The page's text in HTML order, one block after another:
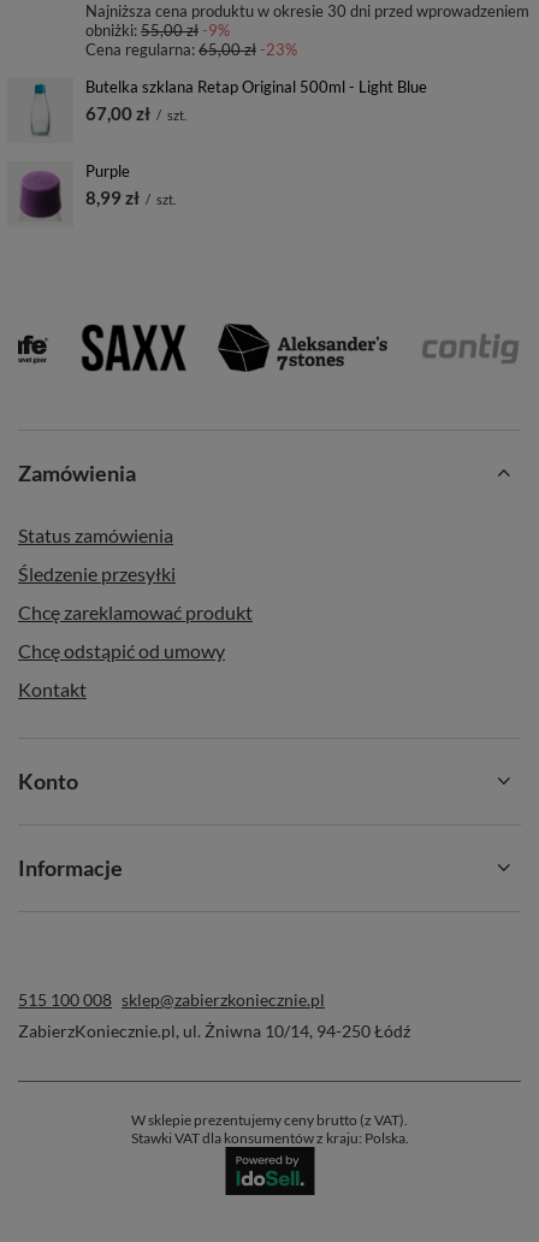
Najniższa cena produktu w okresie 30 dni przed wprowadzeniem
obniżki:55,00 zł-9%
Cena regularna:65,00 zł-23%
Butelka szklana Retap Original 500ml - Light Blue
67,00 zł / szt.
Purple
8,99 zł / szt.
Zamówienia
Status zamówienia
Śledzenie przesyłki
Chcę zareklamować produkt
Chcę odstąpić od umowy
Kontakt
Konto
Informacje
515 100 008 sklep@zabierzkoniecznie.pl
ZabierzKoniecznie.pl, ul. Żniwna 10/14, 94-250Łódź
W sklepie prezentujemy ceny brutto (z VAT).
Stawki VAT dla konsumentów z kraju: Polska.